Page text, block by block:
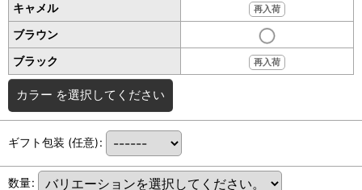
キャメル
再入荷
ブラウン
ブラック
再入荷
カラー を選択してください
ギフト包装 (任意):
数量: